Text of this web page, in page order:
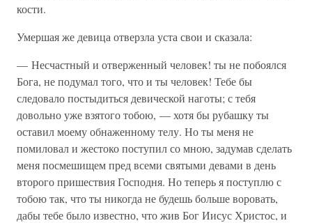
кости.
Умершая же девица отверзла уста свои и сказала:
— Несчастный и отверженный человек! ты не побоялся
Бога, не подумал того, что и ты человек! Тебе бы
следовало постыдиться девической наготы; с тебя
довольно уже взятого тобою, — хотя бы рубашку ты
оставил моему обнаженному телу. Но ты меня не
помиловал и жестоко поступил со мною, задумав сделать
меня посмешищем пред всеми святыми девами в день
второго пришествия Господня. Но теперь я поступлю с
тобою так, что ты никогда не будешь больше воровать,
дабы тебе было известно, что жив Бог Иисус Христос, и